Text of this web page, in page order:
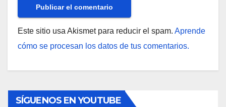
Este sitio usa Akismet para reducir el spam. Aprende
cómo se procesan los datos de tus comentarios.
SÍGUENOS EN YOUTUBE